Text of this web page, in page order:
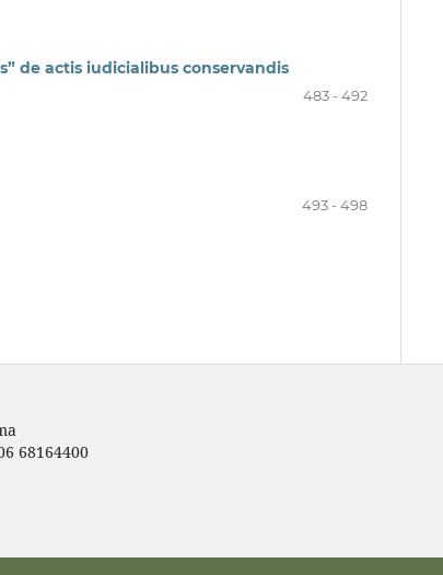
de actis iudicialibus conservandis
483 - 492
493 - 498
68164400